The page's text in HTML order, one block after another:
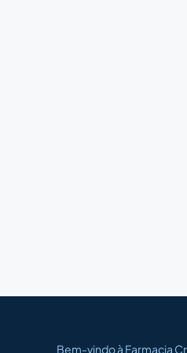
Bem-vindo à Farmacia